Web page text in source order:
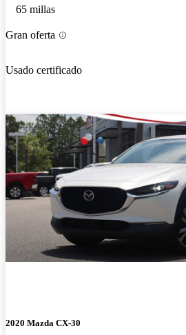
65 millas
Gran oferta
Usado certificado
2020 Mazda CX-30